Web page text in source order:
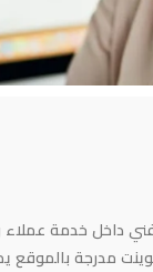
داخل خدمة
مدرجة بالموقع